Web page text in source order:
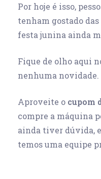
Por hoje é isso,
tenham gostado
festa junina ainda
Fique de olho aqui
nenhuma novidade.
Aproveite o cupom
compre a máquina
ainda tiver dúvida,
temos uma equipe